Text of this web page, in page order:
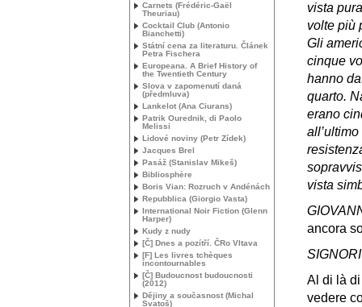
vista
volte più
Gli
cinque
hanno
quarto.
erano
vista
ancora
SIGNORI
Al di là
vedere
Carnets (Frédéric-Gaël
Theuriau)
Cocktail Club (Antonio
Bianchetti)
Státní cena za literaturu. Článek
Petra Fischera
Europeana. A Brief History of
the Twentieth Century
Slova v zapomenutí daná
(předmluva)
Lankelot (Ana Ciurans)
Patrik Ourednik, di Paolo
Melissi
Lidové noviny (Petr Zídek)
Jacques Brel
Pasáž (Stanislav Mikeš)
Bibliosphère
Boris Vian: Rozruch v Andénách
Repubblica (Giorgio Vasta)
International Noir Fiction (Glenn
Harper)
Kudy z nudy
[Č] Dnes a pozítří. ČRo Vltava
[F] Les livres tchèques
incontournables
[Č] Budoucnost budoucnosti
(2012)
Dějiny a současnost (Michal
Svatoš)